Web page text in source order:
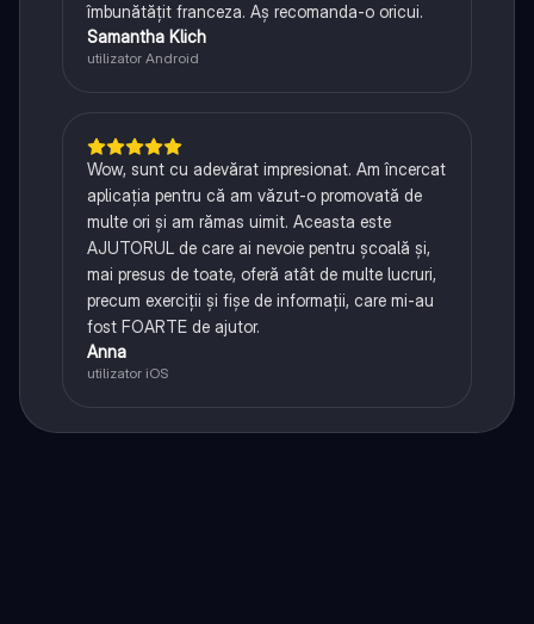
îmbunătățit franceza. Aș recomanda-o oricui.
Samantha Klich
utilizator Android
Wow, sunt cu adevărat impresionat. Am încercat
aplicația pentru că am văzut-o promovată de
multe ori și am rămas uimit. Aceasta este
AJUTORUL de care ai nevoie pentru școală și,
mai presus de toate, oferă atât de multe lucruri,
precum exerciții și fișe de informații, care mi-au
fost FOARTE de ajutor.
Anna
utilizator iOS